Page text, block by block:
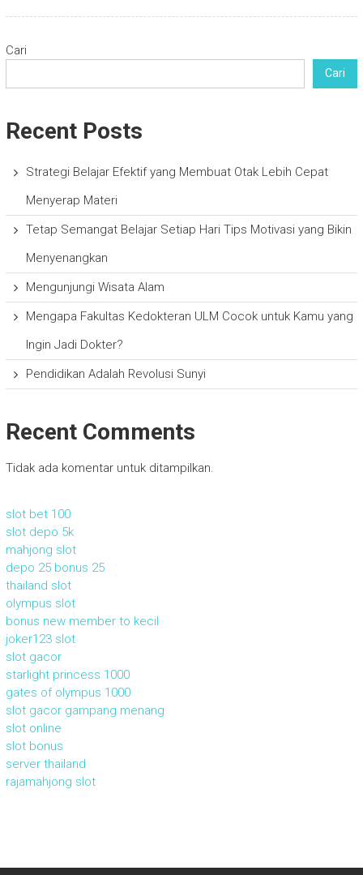
Cari
Cari
Recent Posts
Strategi Belajar Efektif yang Membuat Otak Lebih Cepat
Menyerap Materi
Tetap Semangat Belajar Setiap Hari Tips Motivasi yang Bikin
Menyenangkan
Mengunjungi Wisata Alam
Mengapa Fakultas Kedokteran ULM Cocok untuk Kamu yang
Ingin Jadi Dokter?
Pendidikan Adalah Revolusi Sunyi
Recent Comments
Tidak ada komentar untuk ditampilkan.
slot bet 100
slot depo 5k
mahjong slot
depo 25 bonus 25
thailand slot
olympus slot
bonus new member to kecil
joker123 slot
slot gacor
starlight princess 1000
gates of olympus 1000
slot gacor gampang menang
slot online
slot bonus
server thailand
rajamahjong slot